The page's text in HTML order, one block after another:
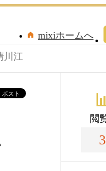
mixiホームへ
川江
閲